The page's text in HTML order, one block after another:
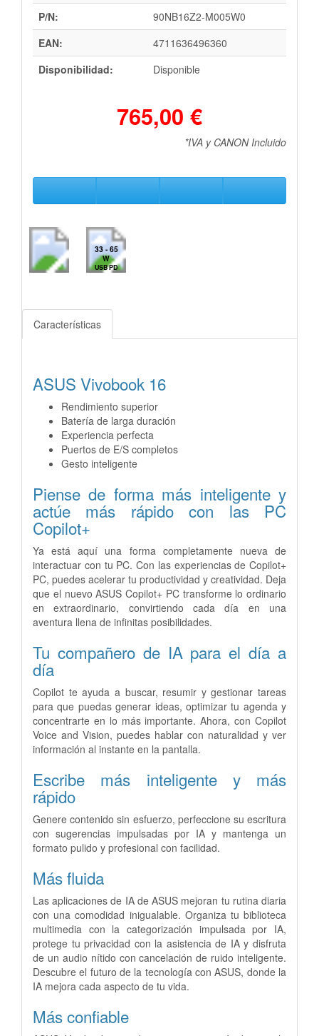
P/N:
90NB16Z2-M005W0
EAN:
4711636496360
Disponibilidad:
Disponible
765,00 €
*IVA y CANON Incluido
33 - 65
W
USB PD
Características
ASUS Vivobook 16
Rendimiento superior
Batería de larga duración
Experiencia perfecta
Puertos de E/S completos
Gesto inteligente
Piense de forma más inteligente y
actúe más rápido con las PC
Copilot+
Ya está aquí una forma completamente nueva de
interactuar con tu PC. Con las experiencias de Copilot+
PC, puedes acelerar tu productividad y creatividad. Deja
que el nuevo ASUS Copilot+ PC transforme lo ordinario
en extraordinario, convirtiendo cada día en una
aventura llena de infinitas posibilidades.
Tu compañero de IA para el día a
día
Copilot te ayuda a buscar, resumir y gestionar tareas
para que puedas generar ideas, optimizar tu agenda y
concentrarte en lo más importante. Ahora, con Copilot
Voice and Vision, puedes hablar con naturalidad y ver
información al instante en la pantalla.
Escribe más inteligente y más
rápido
Genere contenido sin esfuerzo, perfeccione su escritura
con sugerencias impulsadas por IA y mantenga un
formato pulido y profesional con facilidad.
Más fluida
Las aplicaciones de IA de ASUS mejoran tu rutina diaria
con una comodidad inigualable. Organiza tu biblioteca
multimedia con la categorización impulsada por IA,
protege tu privacidad con la asistencia de IA y disfruta
de un audio nítido con cancelación de ruido inteligente.
Descubre el futuro de la tecnología con ASUS, donde la
IA mejora cada aspecto de tu vida.
Más confiable